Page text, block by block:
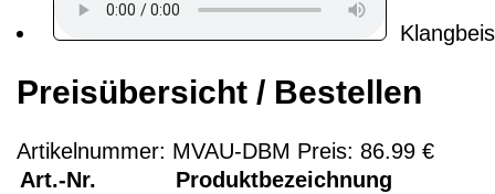
Preisübersicht / Bestellen
Artikelnummer: MVAU-DBM Preis: 86.99 €
Art.-Nr.
Produktbezeichnung